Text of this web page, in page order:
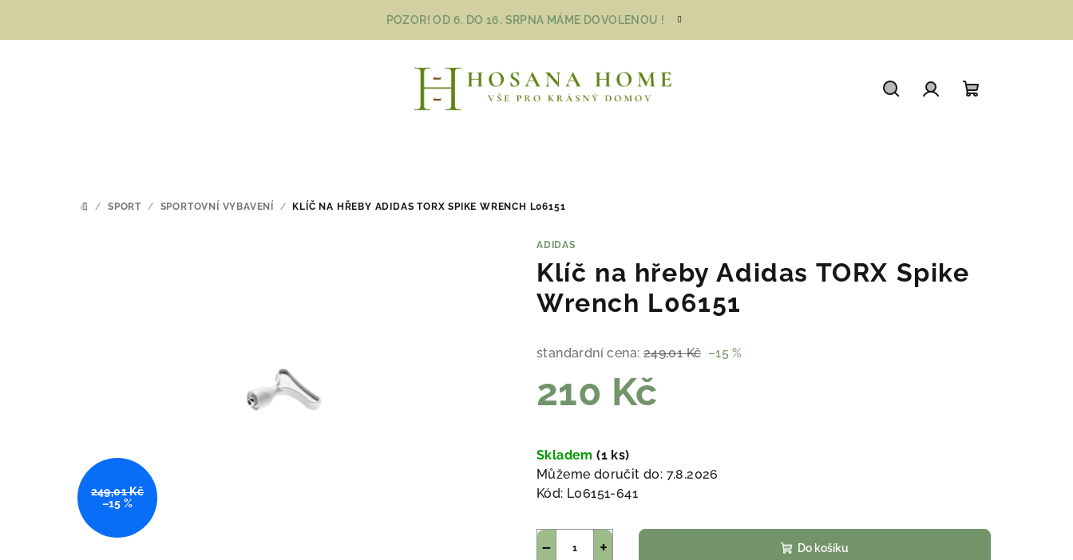
POZOR! OD 6. DO 16. SRPNA MÁME DOVOLENOU !
DOMŮ
/ SPORT / SPORTOVNÍ VYBAVENÍ / KLÍČ NA HŘEBY ADIDAS TORX SPIKE WRENCH L06151
ADIDAS
Klíč na hřeby Adidas TORX Spike
Wrench L06151
standardní cena: 249,01 Kč –15 %
210 Kč
cena:
Skladem(1 ks)
Můžeme doručit do: 7.8.2026
Kód: L06151-641
+
− Do košíku
249,01 Kč
–15 %